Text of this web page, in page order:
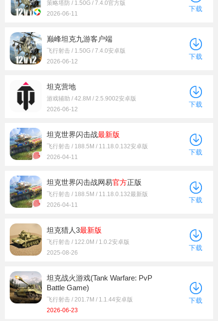
策略塔防 / 1.50G / 7.4.0官方版
2026-06-11
下载
巅峰坦克九游客户端
飞行射击 / 1.50G / 7.4.0安卓版
2026-06-12
下载
坦克营地
游戏辅助 / 42.8M / 2.5.9002安卓版
2026-06-12
下载
坦克世界闪击战最新版
飞行射击 / 188.5M / 11.18.0.132安卓版
2026-04-11
下载
坦克世界闪击战网易官方正版
飞行射击 / 188.5M / 11.18.0.132最新版
2026-04-11
下载
坦克猎人3最新版
飞行射击 / 122.0M / 1.0.2安卓版
2025-08-26
下载
坦克战火游戏(Tank Warfare: PvP
Battle Game)
飞行射击 / 201.7M / 1.1.44安卓版
2026-06-23
下载